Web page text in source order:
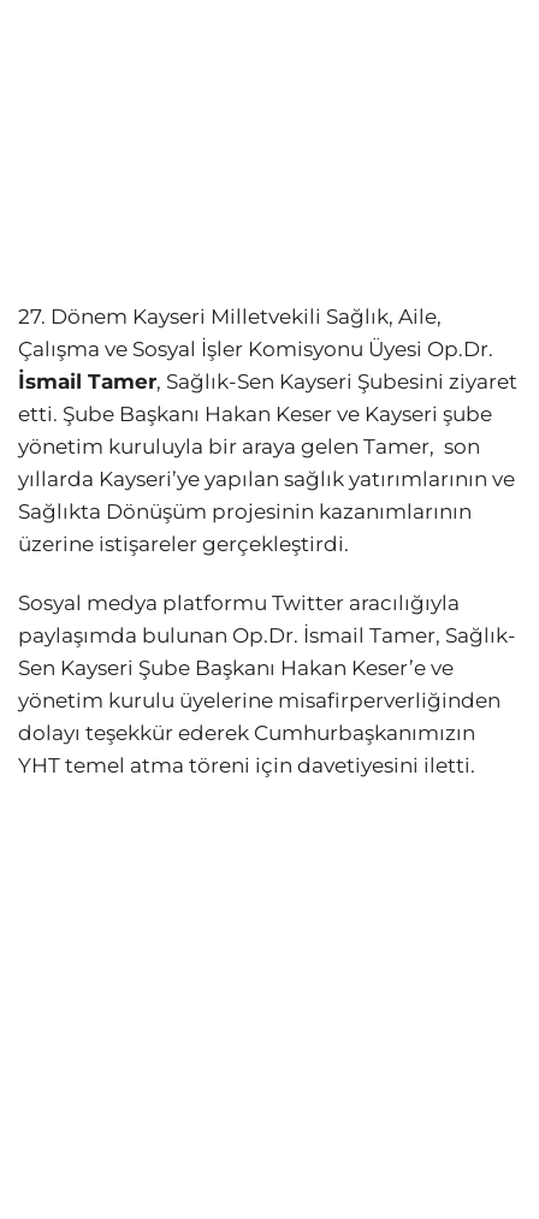
27. Dönem Kayseri Milletvekili Sağlık, Aile,
Çalışma ve Sosyal İşler Komisyonu Üyesi Op.Dr.
İsmail Tamer, Sağlık-Sen Kayseri Şubesini ziyaret
etti. Şube Başkanı Hakan Keser ve Kayseri şube
yönetim kuruluyla bir araya gelen Tamer, son
yıllarda Kayseri’ye yapılan sağlık yatırımlarının ve
Sağlıkta Dönüşüm projesinin kazanımlarının
üzerine istişareler gerçekleştirdi.
Sosyal medya platformu Twitter aracılığıyla
paylaşımda bulunan Op.Dr. İsmail Tamer, Sağlık-
Sen Kayseri Şube Başkanı Hakan Keser’e ve
yönetim kurulu üyelerine misafirperverliğinden
dolayı teşekkür ederek Cumhurbaşkanımızın
YHT temel atma töreni için davetiyesini iletti.